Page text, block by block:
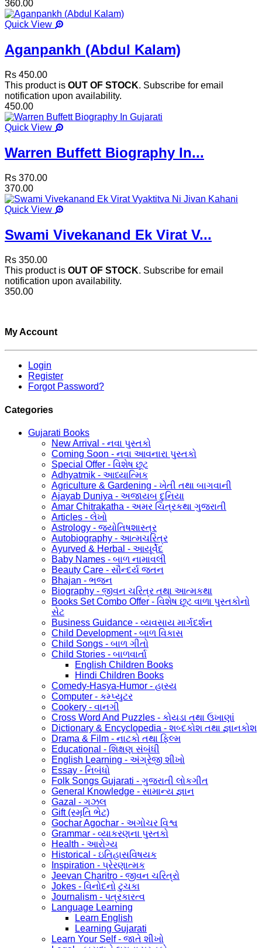
360.00
Quick View
Aganpankh (Abdul Kalam)
Rs 450.00
This product is OUT OF STOCK. Subscribe for email
notification upon availability.
450.00
Quick View
Warren Buffett Biography In...
Rs 370.00
370.00
Quick View
Swami Vivekanand Ek Virat V...
Rs 350.00
This product is OUT OF STOCK. Subscribe for email
notification upon availability.
350.00
My Account
Login
Register
Forgot Password?
Categories
Gujarati Books
New Arrival - નવા પુસ્તકો
Coming Soon - નવા આવનારા પુસ્તકો
Special Offer - વિશેષ છૂટ
Adhyatmik - આધ્યાત્મિક
Agriculture & Gardening - ખેતી તથા બાગવાની
Ajayab Duniya - અજાયબ દુનિયા
Amar Chitrakatha - અમર ચિત્રકથા ગુજરાતી
Articles - લેખો
Astrology - જ્યોતિષશાસ્ત્ર
Autobiography - આત્મચરિત્ર
Ayurved & Herbal - આયૂર્વેદ
Baby Names - બાળ નામાવલી
Beauty Care - સૌન્દર્ય જતન
Bhajan - ભજન
Biography - જીવન ચરિત્ર તથા આત્મકથા
Books Set Combo Offer - વિશેષ છૂટ વાળા પુસ્તકોનો
સેટ
Business Guidance - વ્યવસાય માર્ગદર્શન
Child Development - બાળ વિકાસ
Child Songs - બાળ ગીતો
Child Stories - બાળવાર્તા
English Children Books
Hindi Children Books
Comedy-Hasya-Humor - હાસ્ય
Computer - કમ્પ્યુટર
Cookery - વાનગી
Cross Word And Puzzles - કોયડા તથા ઉખાણાં
Dictionary & Encyclopedia - શબ્દકોશ તથા જ્ઞાનકોશ
Drama & Film - નાટકો તથા ફિલ્મ
Educational - શિક્ષણ સંબંધી
English Learning - અંગ્રેજી શીખો
Essay - નિબંધો
Folk Songs Gujarati - ગુજરાતી લોકગીત
General Knowledge - સામાન્ય જ્ઞાન
Gazal - ગઝલ
Gift (સ્મૃતિ ભેટ)
Gochar Agochar - અગોચર વિશ્વ
Grammar - વ્યાકરણના પુસ્તકો
Health - આરોગ્ય
Historical - ઇતિહાસવિષયક
Inspiration - પ્રેરણાત્મક
Jeevan Charitro - જીવન ચરિત્રો
Jokes - વિનોદનો ટુચકા
Journalism - પત્રકારત્વ
Language Learning
Learn English
Learning Gujarati
Learn Your Self - જાતે શીખો